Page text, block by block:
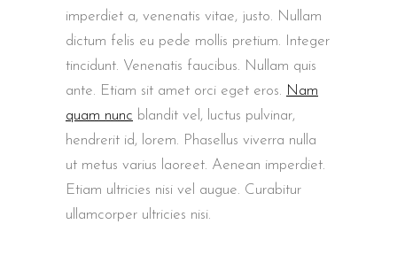
imperdiet a, venenatis vitae, justo. Nullam
dictum felis eu pede mollis pretium. Integer
tincidunt. Venenatis faucibus. Nullam quis
ante. Etiam sit amet orci eget eros. Nam
quam nunc blandit vel, luctus pulvinar,
hendrerit id, lorem. Phasellus viverra nulla
ut metus varius laoreet. Aenean imperdiet.
Etiam ultricies nisi vel augue. Curabitur
ullamcorper ultricies nisi.